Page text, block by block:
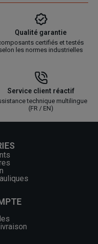
Qualité garantie
certifiés et testés
les normes industrielles
Service client réactif
technique multilingue
(FR / EN)